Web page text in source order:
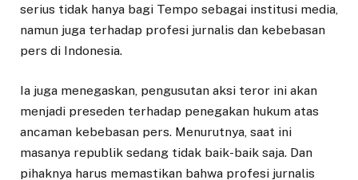
serius tidak hanya bagi Tempo sebagai institusi media,
namun juga terhadap profesi jurnalis dan kebebasan
pers di Indonesia.
Ia juga menegaskan, pengusutan aksi teror ini akan
menjadi preseden terhadap penegakan hukum atas
ancaman kebebasan pers. Menurutnya, saat ini
masanya republik sedang tidak baik-baik saja. Dan
pihaknya harus memastikan bahwa profesi jurnalis